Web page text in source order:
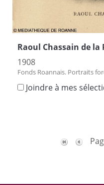
Raoul Chassain de la
1908
Fonds Roannais. Portraits
Joindre à mes